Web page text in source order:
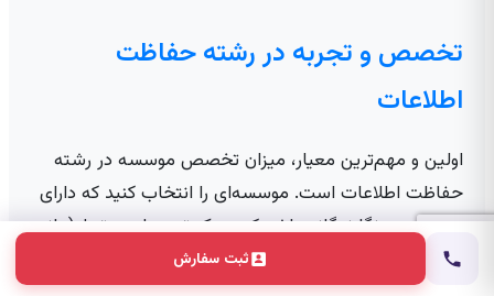
ثبت سفارش
تخصص و تجربه در رشته حفاظت
اطلاعات
اولین و مهم‌ترین معیار، میزان تخصص موسسه در رشته
حفاظت اطلاعات است. موسسه‌ای را انتخاب کنید که دارای
مشاورین و نگارندگانی باشد که مدرک تحصیلی مرتبط (مانند
کارشناسی ارشد یا دکترا در علوم کامپیوتر، امنیت اطلاعات یا